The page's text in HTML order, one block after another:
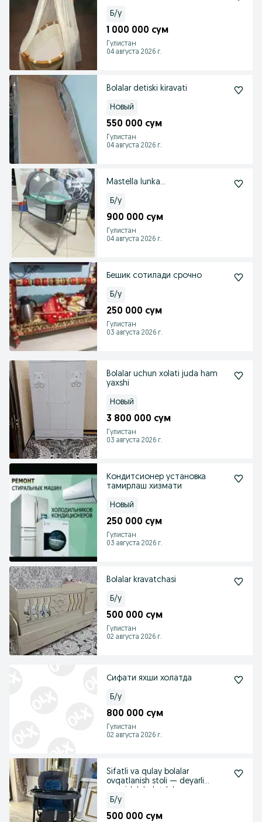
Б/у
1 000 000 сум
Гулистан
04 августа 2026 г.
Bolalar detiski kiravati
Новый
550 000 сум
Гулистан
04 августа 2026 г.
Mastella lunka...
Б/у
900 000 сум
Гулистан
04 августа 2026 г.
Бешик сотилади срочно
Б/у
250 000 сум
Гулистан
03 августа 2026 г.
Bolalar uchun xolati juda ham
yaxshi
Новый
3 800 000 сум
Гулистан
03 августа 2026 г.
Кондитсионер установка
тамирлаш хизмати
Новый
250 000 сум
Гулистан
03 августа 2026 г.
Bolalar kravatchasi
Б/у
500 000 сум
Гулистан
02 августа 2026 г.
Сифати яхши холатда
Б/у
800 000 сум
Гулистан
02 августа 2026 г.
Sifatli va qulay bolalar
ovqatlanish stoli — deyarli
Б/у
500 000 сум